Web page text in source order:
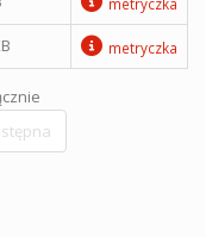
metryczka